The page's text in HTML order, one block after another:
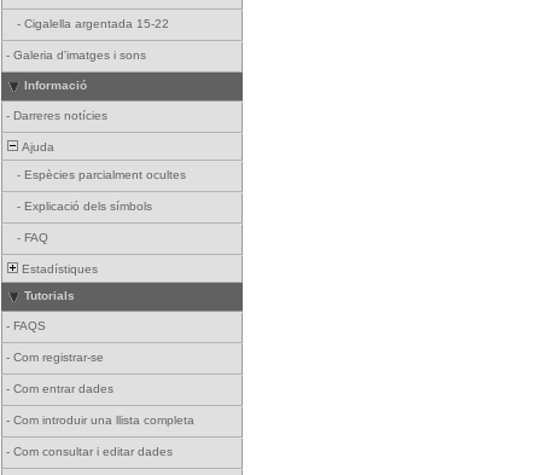
- Cigalella argentada 15-22
- Galeria d'imatges i sons
Informació
- Darreres notícies
Ajuda
- Espècies parcialment ocultes
- Explicació dels símbols
- FAQ
Estadístiques
Tutorials
- FAQS
- Com registrar-se
- Com entrar dades
- Com introduir una llista completa
- Com consultar i editar dades